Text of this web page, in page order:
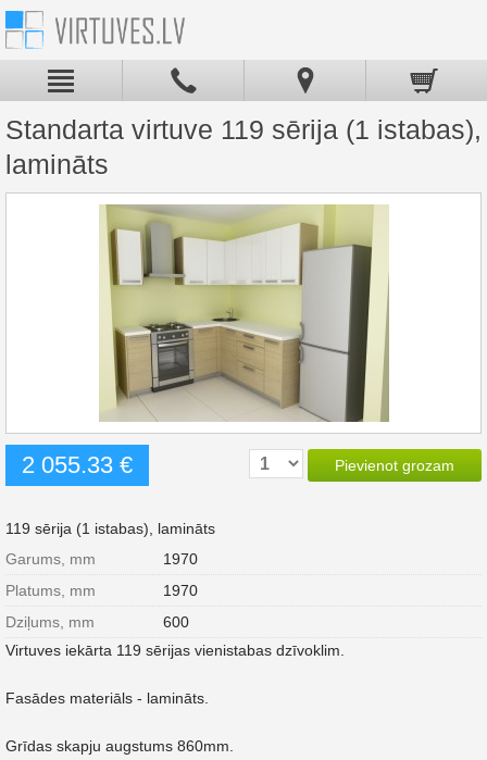
Standarta virtuve 119 sērija (1 istabas),
lamināts
2 055.33 € Pievienot grozam
119 sērija (1 istabas), lamināts
Garums, mm
1970
Platums, mm
1970
Dziļums, mm
600
Virtuves iekārta 119 sērijas vienistabas dzīvoklim.
Fasādes materiāls - lamināts.
Grīdas skapju augstums 860mm.